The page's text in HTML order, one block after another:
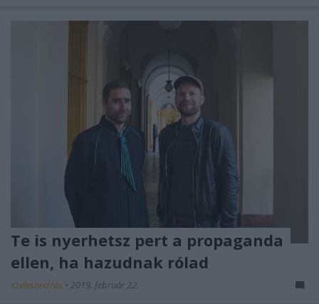
Te is nyerhetsz pert a propaganda
ellen, ha hazudnak rólad
szelesandrás • 2019. február 22.